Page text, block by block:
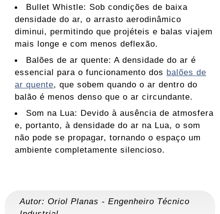
Bullet Whistle: Sob condições de baixa
densidade do ar, o arrasto aerodinâmico
diminui, permitindo que projéteis e balas viajem
mais longe e com menos deflexão.
Balões de ar quente: A densidade do ar é
essencial para o funcionamento dos balões de
ar quente, que sobem quando o ar dentro do
balão é menos denso que o ar circundante.
Som na Lua: Devido à ausência de atmosfera
e, portanto, à densidade do ar na Lua, o som
não pode se propagar, tornando o espaço um
ambiente completamente silencioso.
Autor: Oriol Planas - Engenheiro Técnico